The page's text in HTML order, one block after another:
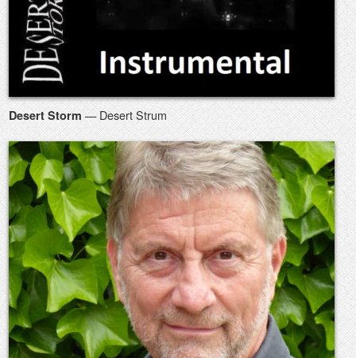
Desert Storm— Desert Strum